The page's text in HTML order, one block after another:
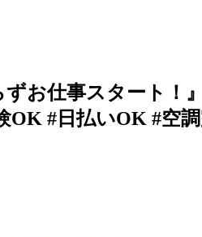
お仕事スタート！
OK #日払いOK #空